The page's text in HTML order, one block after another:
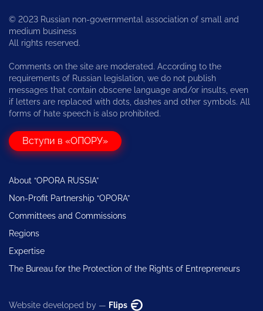
© 2023 Russian non-governmental association of small and
medium business
All rights reserved.
Comments on the site are moderated. According to the
requirements of Russian legislation, we do not publish
messages that contain obscene language and/or insults, even
if letters are replaced with dots, dashes and other symbols. All
forms of hate speech is also prohibited.
Вступи в «ОПОРУ»
About “OPORA RUSSIA”
Non-Profit Partnership “OPORA”
Committees and Commissions
Regions
Expertise
The Bureau for the Protection of the Rights of Entrepreneurs
Website developed by — Flips